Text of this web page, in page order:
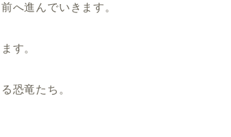
へ進んでいきます。
す。
恐竜たち。